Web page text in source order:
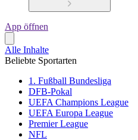
App öffnen
Alle Inhalte
Beliebte Sportarten
1. Fußball Bundesliga
DFB-Pokal
UEFA Champions League
UEFA Europa League
Premier League
NFL